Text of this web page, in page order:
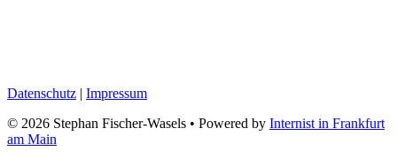
Datenschutz | Impressum
© 2026 Stephan Fischer-Wasels • Powered by Internist in Frankfurt
am Main